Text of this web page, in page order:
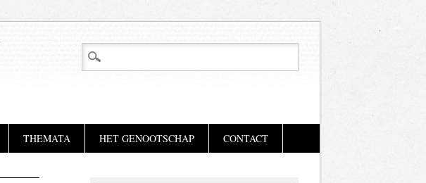
THEMATA HET GENOOTSCHAP CONTACT